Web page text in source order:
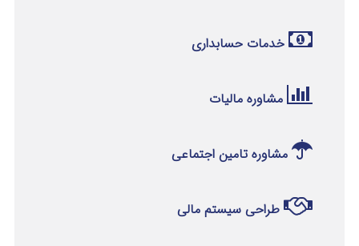
خدمات حسابداری
مشاوره مالیات
مشاوره تامین اجتماعی
طراحی سیستم مالی